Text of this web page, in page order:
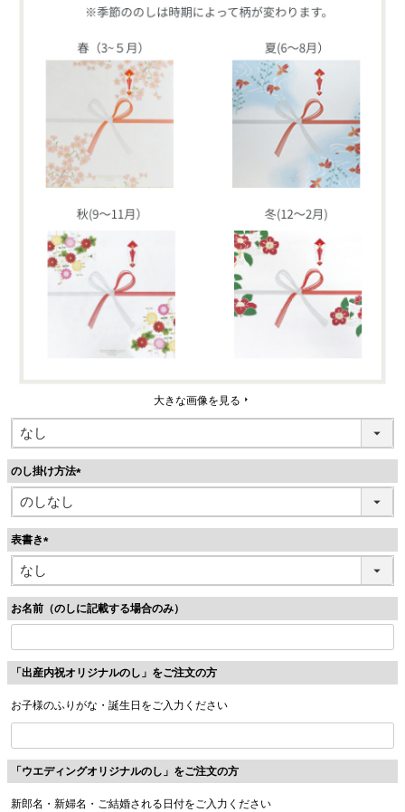
大きな画像を見る
のし掛け方法
(
表書き
(
必
お名前（のしに記載する場合のみ）
「出産内祝オリジナルのし」をご注文の方
お子様のふりがな・誕生日をご入力ください
「ウエディングオリジナルのし」をご注文の方
新郎名・新婦名・ご結婚される日付をご入力ください